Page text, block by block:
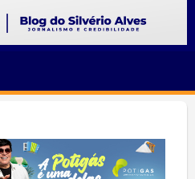
SILVERIO
ALVES